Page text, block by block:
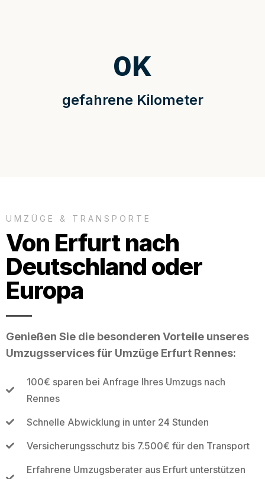
gefahrene Kilometer
0K
UMZÜGE & TRANSPORTE
Von Erfurt nach
Deutschland oder
Europa
Genießen Sie die besonderen Vorteile unseres
Umzugsservices für Umzüge Erfurt Rennes:
100€ sparen bei Anfrage Ihres Umzugs nach
Rennes
Schnelle Abwicklung in unter 24 Stunden
Versicherungsschutz bis 7.500€ für den Transport
Erfahrene Umzugsberater aus Erfurt unterstützen